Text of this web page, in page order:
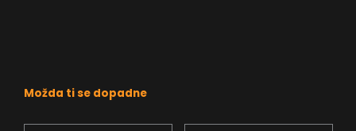
Možda ti se dopadne